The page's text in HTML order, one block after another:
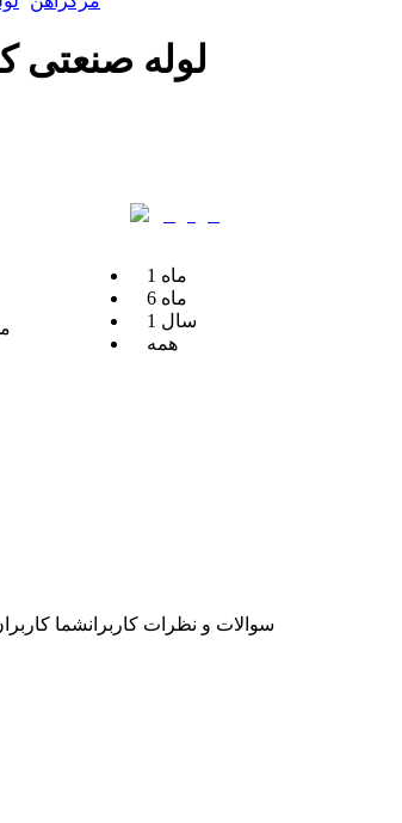
لوله صنعتی کچو ضخامت
1 ماه
6 ماه
1 سال
همه
سوالات و نظرات کاربرانشما